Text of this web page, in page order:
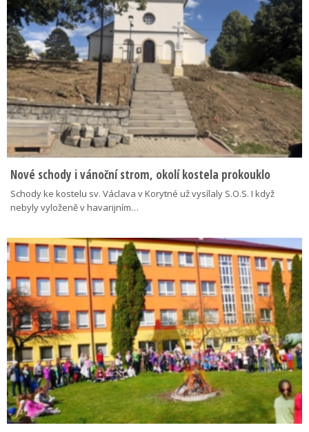
Nové schody i vánoční strom, okolí kostela prokouklo
Schody ke kostelu sv. Václava v Korytné už vysílaly S.O.S. I když
nebyly vyloženě v havarijním…